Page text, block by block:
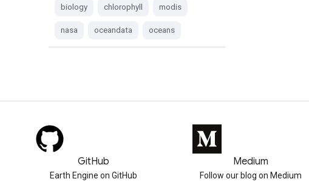
biology chlorophyll modis
nasa oceandata oceans
GitHub
Earth Engine on GitHub
Medium
Follow our blog on Medium